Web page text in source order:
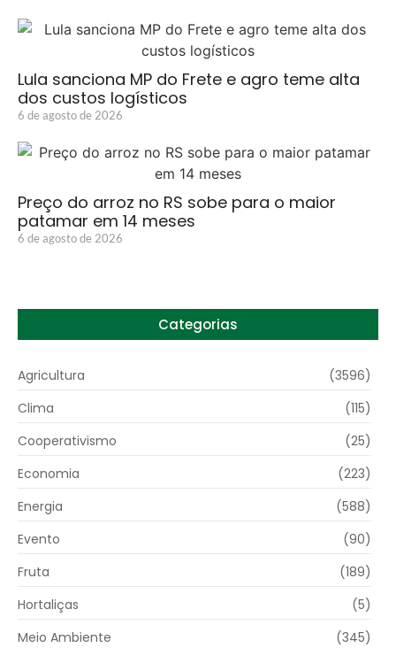
Lula sanciona MP do Frete e agro teme alta
dos custos logísticos
6 de agosto de 2026
Preço do arroz no RS sobe para o maior
patamar em 14 meses
6 de agosto de 2026
Categorias
Agricultura
(3596)
Clima
(115)
Cooperativismo
(25)
Economia
(223)
Energia
(588)
Evento
(90)
Fruta
(189)
Hortaliças
(5)
Meio Ambiente
(345)